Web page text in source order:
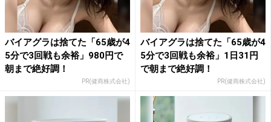
バイアグラは捨てた「65歳が4
5分で3回戦も余裕」980円で
朝まで絶好調！
PR(健商株式会社)
バイアグラは捨てた「65歳が4
5分で3回戦も余裕」1日31円
で朝まで絶好調！
PR(健商株式会社)